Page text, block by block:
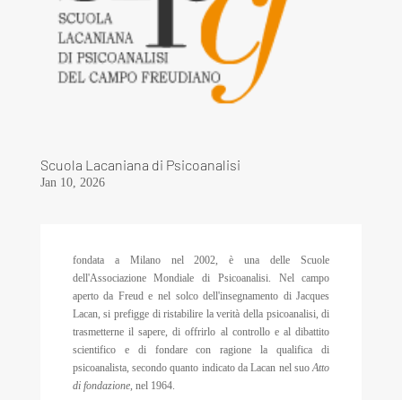
Scuola Lacaniana di Psicoanalisi
Jan 10, 2026
fondata a Milano nel 2002, è una delle Scuole
dell'Associazione Mondiale di Psicoanalisi. Nel campo
aperto da Freud e nel solco dell'insegnamento di Jacques
Lacan, si prefigge di ristabilire la verità della psicoanalisi, di
trasmetterne il sapere, di offrirlo al controllo e al dibattito
scientifico e di fondare con ragione la qualifica di
psicoanalista, secondo quanto indicato da Lacan nel suoAtto
di fondazione, nel 1964.